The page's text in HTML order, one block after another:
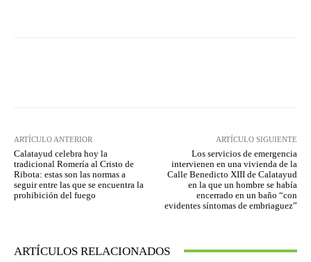
ARTÍCULO ANTERIOR
Calatayud celebra hoy la
tradicional Romería al Cristo de
Ribota: estas son las normas a
seguir entre las que se encuentra la
prohibición del fuego
ARTÍCULO SIGUIENTE
Los servicios de emergencia
intervienen en una vivienda de la
Calle Benedicto XIII de Calatayud
en la que un hombre se había
encerrado en un baño “con
evidentes síntomas de embriaguez”
ARTÍCULOS RELACIONADOS